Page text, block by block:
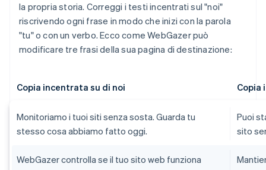
la propria storia. Correggi i testi incentrati sul "noi"
riscrivendo ogni frase in modo che inizi con la parola
"tu" o con un verbo. Ecco come WebGazer può
modificare tre frasi della sua pagina di destinazione:
Copia incentrata su di noi Copia
Monitoriamo i tuoi siti senza sosta. Guarda tu
stesso cosa abbiamo fatto oggi.
Puoi
sito
WebGazer controlla se il tuo sito web funziona